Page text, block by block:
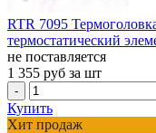
RTR 7095
термостатический
не поставляется
1 355 руб за шт
-
Купить
Хит продаж